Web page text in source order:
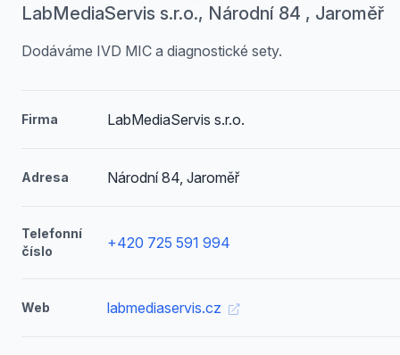
LabMediaServis s.r.o., Národní 84 , Jaroměř
Dodáváme IVD MIC a diagnostické sety.
Firma LabMediaServis s.r.o.
Adresa Národní 84, Jaroměř
Telefonní
číslo
+420 725 591 994
Web labmediaservis.cz